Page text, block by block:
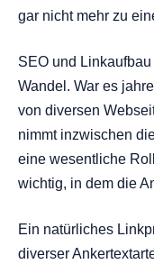
gar nicht mehr zu
SEO und
Wandel. War es
von diversen
nimmt inzwischen
eine wesentliche
wichtig, in dem die
Ein natürliches
diverser